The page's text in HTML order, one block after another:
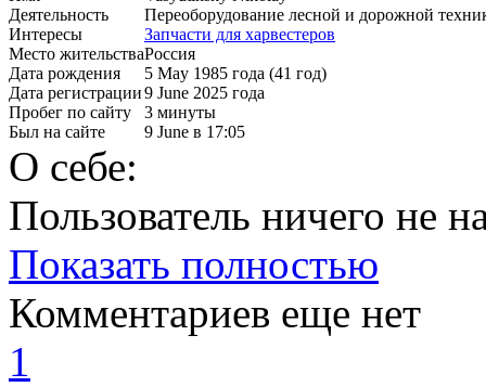
Деятельность
Переоборудование лесной и дорожной
Интересы
Запчасти для харвестеров
Место жительстваРоссия
Дата рождения
5 May 1985 года (41 год)
Дата регистрации9 June 2025 года
Пробег по сайту
3 минуты
Был на сайте
9 June в 17:05
О себе:
Пользователь ничего не
Показать полностью
Комментариев еще нет
1